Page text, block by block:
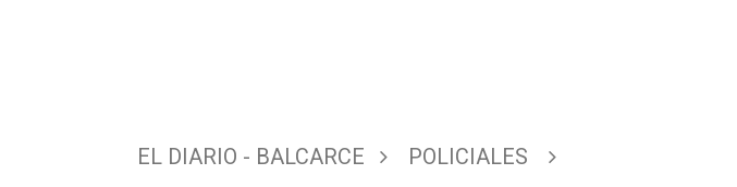
EL DIARIO - BALCARCE POLICIALES